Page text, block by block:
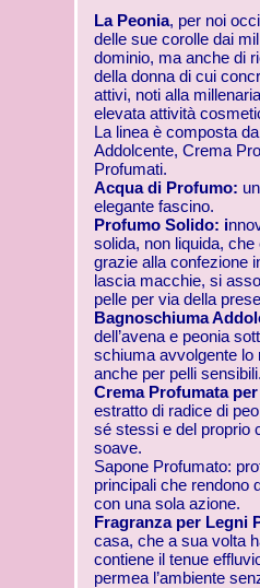
La Peonia, per noi
delle sue corolle dai
dominio, ma anche di
della donna di cui
attivi, noti alla
elevata attività
La linea è composta
Addolcente, Crema
Profumati.
Acqua di Profumo:
elegante fascino.
Profumo Solido: i
solida, non liquida,
grazie alla confezione
lascia macchie, si
pelle per via della
Bagnoschiuma
dell’avena e peonia
schiuma avvolgente lo
anche per pelli
Crema Profumata
estratto di radice di
sé stessi e del proprio
soave.
Sapone Profumato:
principali che rendono
con una sola azione.
Fragranza per Legni
casa, che a sua volta
contiene il tenue
permea l’ambiente